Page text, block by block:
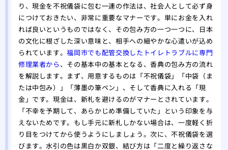
病
選び
世
特異
り、現金を不祝儀袋に包む一連の作法は、社会人として必ず身
につけておきたい、非常に重要なマナーです。単にお金を入れ
れば良いというものではなく、その包み方の一つ一つに、日本
の文化に根ざした深い意味と、相手への細やかな心遣いが込め
られています。福岡市でも配管交換したトイレトラブルに専門
修理業者から、その基本中の基本となる、香典の包み方の流れ
を解説します。まず、用意するものは「不祝儀袋」「中袋（ま
たは中包み）」「薄墨の筆ペン」、そして香典に入れる「現
金」です。現金は、新札を避けるのがマナーとされています。
「不幸を予期して、あらかじめ準備していた」という印象を与
えないためです。もし手元に新札しかない場合は、一度軽く折
り目をつけてから使うようにしましょう。次に、不祝儀袋を選
びます。水引の色は黒白か双銀、結び方は「二度と繰り返さな